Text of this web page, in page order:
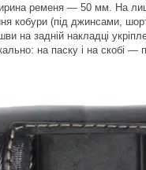
ременя ― 50 мм. На
кобури (під джинсами,
на задній накладці
на паску і на скобі ―